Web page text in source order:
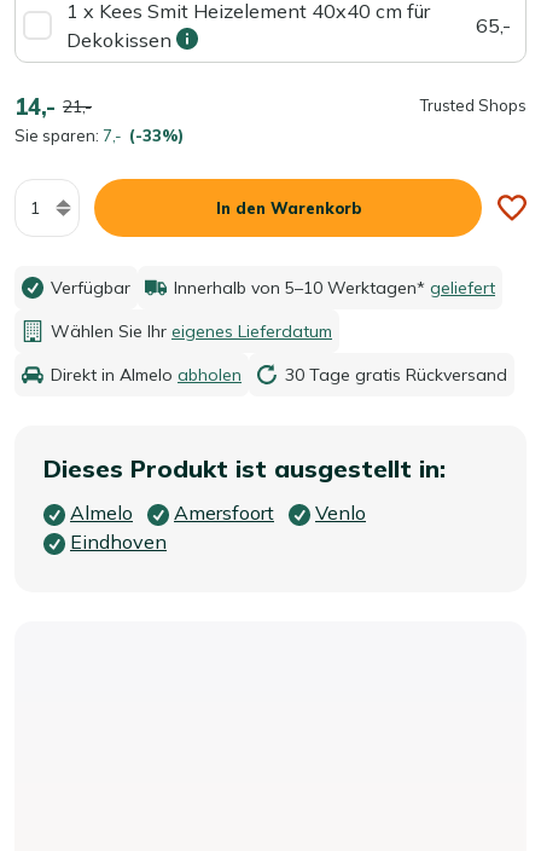
1 x Kees Smit Heizelement 40x40 cm für
Dekokissen
65,-
14,- 21,-
Sie sparen: 7,- (-33%)
Trusted Shops
Menge
In den Warenkorb
Verfügbar Innerhalb von 5–10 Werktagen* geliefert
Wählen Sie Ihr eigenes Lieferdatum
Direkt in Almelo abholen 30 Tage gratis Rückversand
Dieses Produkt ist ausgestellt in:
Almelo Amersfoort
Venlo
Eindhoven